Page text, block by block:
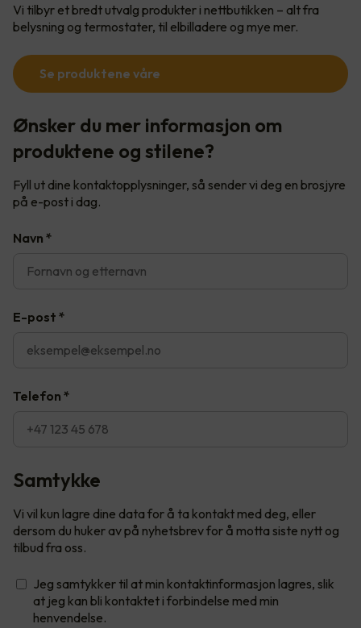
Vi tilbyr et bredt utvalg produkter i nettbutikken – alt fra
belysning og termostater, til elbilladere og mye mer.
Se produktene våre
Ønsker du mer informasjon om
produktene og stilene?
Fyll ut dine kontaktopplysninger, så sender vi deg en brosjyre
på e-post i dag.
Navn *
E-post *
Telefon *
Samtykke
Vi vil kun lagre dine data for å ta kontakt med deg, eller
dersom du huker av på nyhetsbrev for å motta siste nytt og
tilbud fra oss.
Jeg samtykker til at min kontaktinformasjon lagres, slik
at jeg kan bli kontaktet i forbindelse med min
henvendelse.